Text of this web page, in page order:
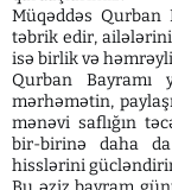
Müqəddəs
təbrik edir,
isə birlik və
Qurban Bayramı
mərhəmətin,
mənəvi saflığın
bir-birinə daha da
hisslərini